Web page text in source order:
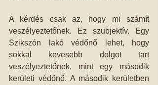
A kérdés csak az, hogy mi számít
veszélyeztetőnek. Ez szubjektív. Egy
Szikszón lakó védőnő lehet, hogy
sokkal kevesebb dolgot tart
veszélyeztetőnek, mint egy második
kerületi védőnő. A második kerületben